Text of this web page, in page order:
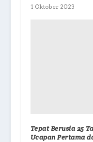
1 Oktober 2023
Tepat Berusia 25
Ucapan Pertama